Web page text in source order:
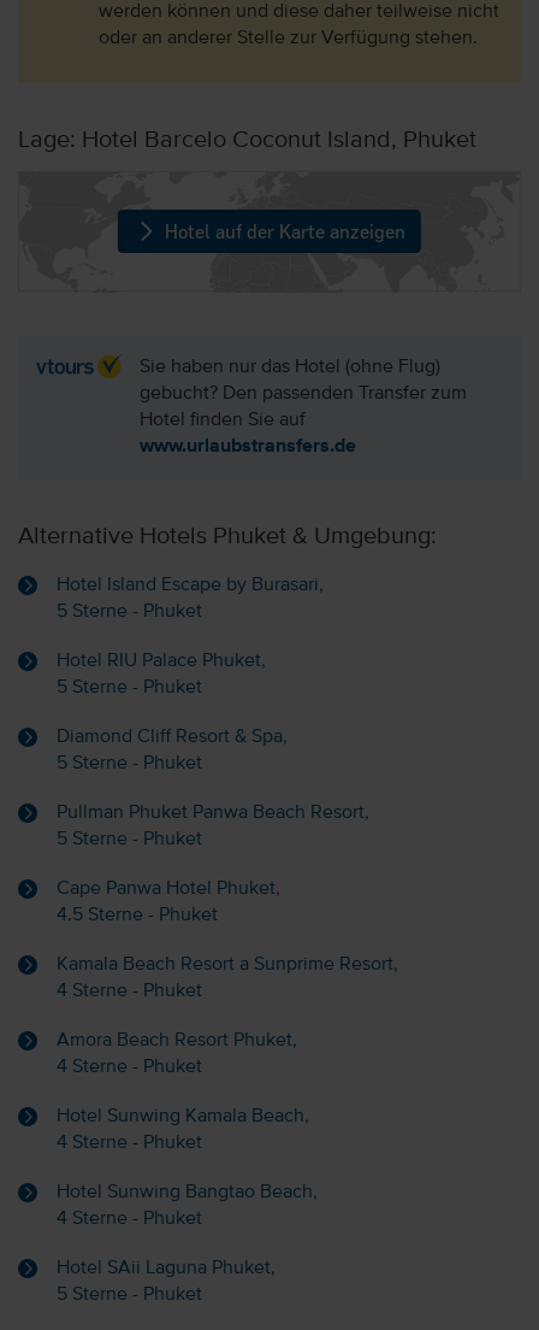
werden können und diese daher teilweise nicht
oder an anderer Stelle zur Verfügung stehen.
Lage: Hotel Barcelo Coconut Island, Phuket
Hotel auf der Karte anzeigen
Sie haben nur das Hotel (ohne Flug)
gebucht? Den passenden Transfer zum
Hotel finden Sie auf
www.urlaubstransfers.de
Alternative Hotels Phuket & Umgebung:
Hotel Island Escape by Burasari,
5 Sterne - Phuket
Hotel RIU Palace Phuket,
5 Sterne - Phuket
Diamond Cliff Resort & Spa,
5 Sterne - Phuket
Pullman Phuket Panwa Beach Resort,
5 Sterne - Phuket
Cape Panwa Hotel Phuket,
4.5 Sterne - Phuket
Kamala Beach Resort a Sunprime Resort,
4 Sterne - Phuket
Amora Beach Resort Phuket,
4 Sterne - Phuket
Hotel Sunwing Kamala Beach,
4 Sterne - Phuket
Hotel Sunwing Bangtao Beach,
4 Sterne - Phuket
Hotel SAii Laguna Phuket,
5 Sterne - Phuket